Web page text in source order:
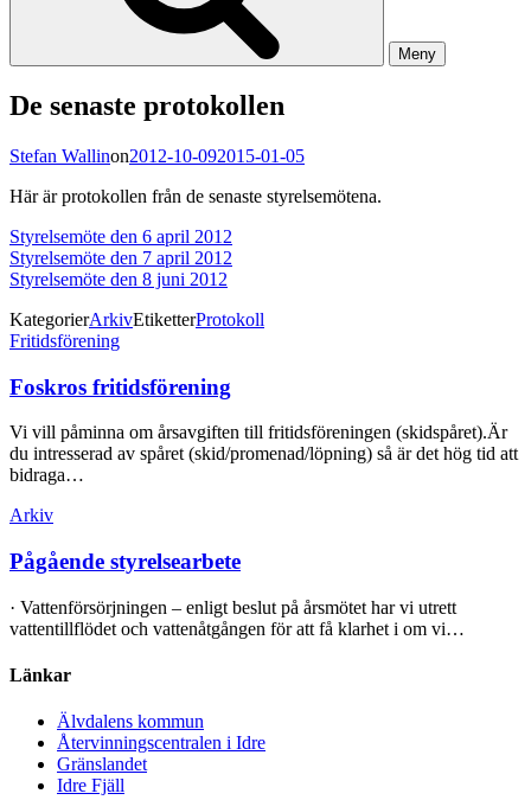
Meny
De senaste protokollen
Stefan Wallinon2012-10-092015-01-05
Här är protokollen från de senaste styrelsemötena.
Styrelsemöte den 6 april 2012
Styrelsemöte den 7 april 2012
Styrelsemöte den 8 juni 2012
KategorierArkivEtiketterProtokoll
Inläggsnavigering
Fritidsförening
Foskros fritidsförening
Vi vill påminna om årsavgiften till fritidsföreningen (skidspåret).Är
du intresserad av spåret (skid/promenad/löpning) så är det hög tid att
bidraga…
Arkiv
Pågående styrelsearbete
· Vattenförsörjningen – enligt beslut på årsmötet har vi utrett
vattentillflödet och vattenåtgången för att få klarhet i om vi…
Länkar
Älvdalens kommun
Återvinningscentralen i Idre
Gränslandet
Idre Fjäll